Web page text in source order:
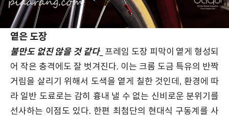
옅은 도장
불만도 없진 않을 것 같다_ 프레임 도장 피막이 옅게 형성되
어 작은 충격에도 잘 벗겨진다. 이는 크롬 도금 특유의 반짝
거림을 살리기 위해서 도색을 옅게 칠한 것인데, 환경에 따
라 일반 도료로는 감히 흉내 낼 수 없는 신비로운 분위기를
선사하는 이점도 있다. 한편 최첨단의 현대식 구동계를 사